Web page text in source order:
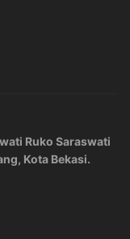
Ruko Saraswati
Kota Bekasi.